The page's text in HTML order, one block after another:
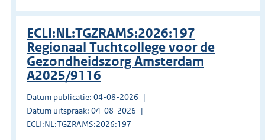
ECLI:NL:TGZRAMS:2026:197
Regionaal Tuchtcollege voor de
Gezondheidszorg Amsterdam
A2025/9116
Datum publicatie: 04-08-2026
Datum uitspraak: 04-08-2026
ECLI:NL:TGZRAMS:2026:197